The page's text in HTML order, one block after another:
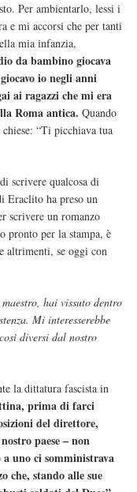
Per ambientarlo, lessi i
e mi accorsi che per tanti
mia infanzia,
da bambino giocava
io negli anni
ai ragazzi che mi era
Roma antica. Quando
“Ti picchiava tua
scrivere qualcosa di
Eraclito ha preso un
scrivere un romanzo
pronto per la stampa, è
altrimenti, se oggi con
hai vissuto dentro
Mi interesserebbe
diversi dal nostro
la dittatura fascista in
prima di farci
del direttore,
paese – non
uno ci somministrava
che, stando alle sue